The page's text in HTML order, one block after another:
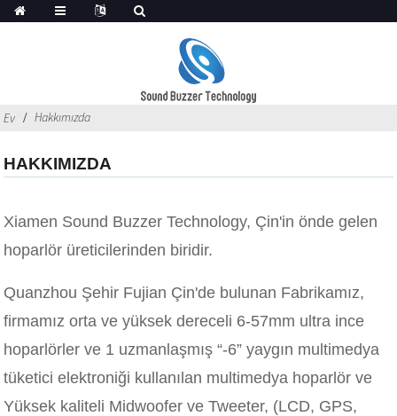
Ev Hakkımızda
HAKKIMIZDA
Xiamen Sound Buzzer Technology, Çin'in önde gelen
hoparlör üreticilerinden biridir.
Quanzhou Şehir Fujian Çin'de bulunan Fabrikamız,
firmamız orta ve yüksek dereceli 6-57mm ultra ince
hoparlörler ve 1 uzmanlaşmış “-6” yaygın multimedya
tüketici elektroniği kullanılan multimedya hoparlör ve
Yüksek kaliteli Midwoofer ve Tweeter, (LCD, GPS,